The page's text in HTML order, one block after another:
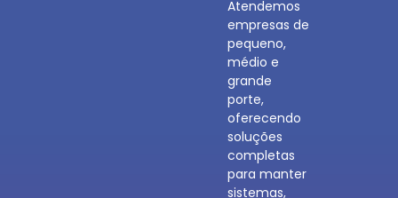
Atendemos
empresas de
pequeno,
médio e
grande
porte,
oferecendo
soluções
completas
para manter
sistemas,